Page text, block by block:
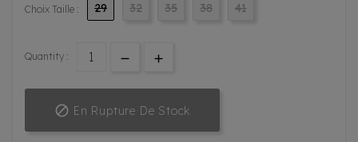
Choix Taille : 29 32 35 38 41
Quantity :
 En Rupture De Stock